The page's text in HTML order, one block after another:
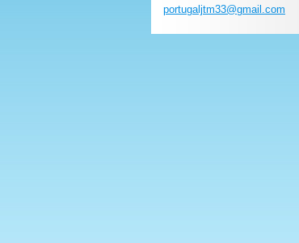
portugaljtm33@gmail.com